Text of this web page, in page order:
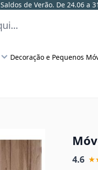
Saldos de Verão. De 24.06 a
Decoração e Pequenos
4.6